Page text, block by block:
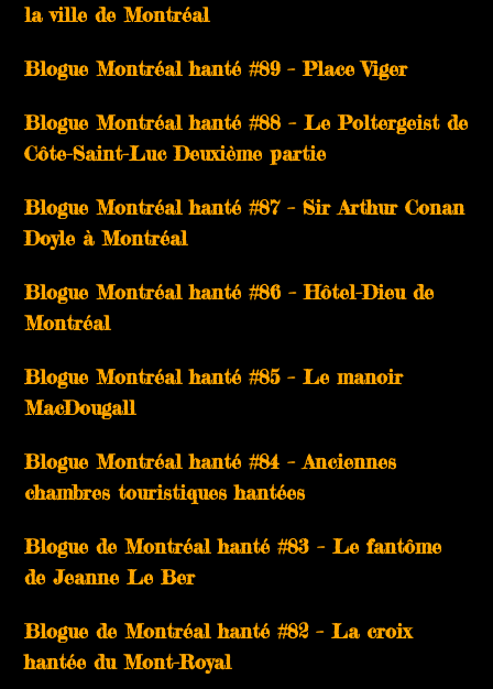
la ville de Montréal
Blogue Montréal hanté #89 – Place Viger
Blogue Montréal hanté #88 – Le Poltergeist de
Côte-Saint-Luc Deuxième partie
Blogue Montréal hanté #87 – Sir Arthur Conan
Doyle à Montréal
Blogue Montréal hanté #86 – Hôtel-Dieu de
Montréal
Blogue Montréal hanté #85 – Le manoir
MacDougall
Blogue Montréal hanté #84 – Anciennes
chambres touristiques hantées
Blogue de Montréal hanté #83 – Le fantôme
de Jeanne Le Ber
Blogue de Montréal hanté #82 – La croix
hantée du Mont-Royal